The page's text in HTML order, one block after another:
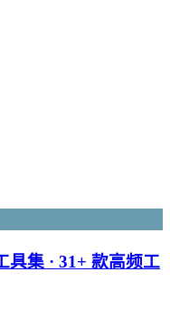
具集 · 31+ 款高频工